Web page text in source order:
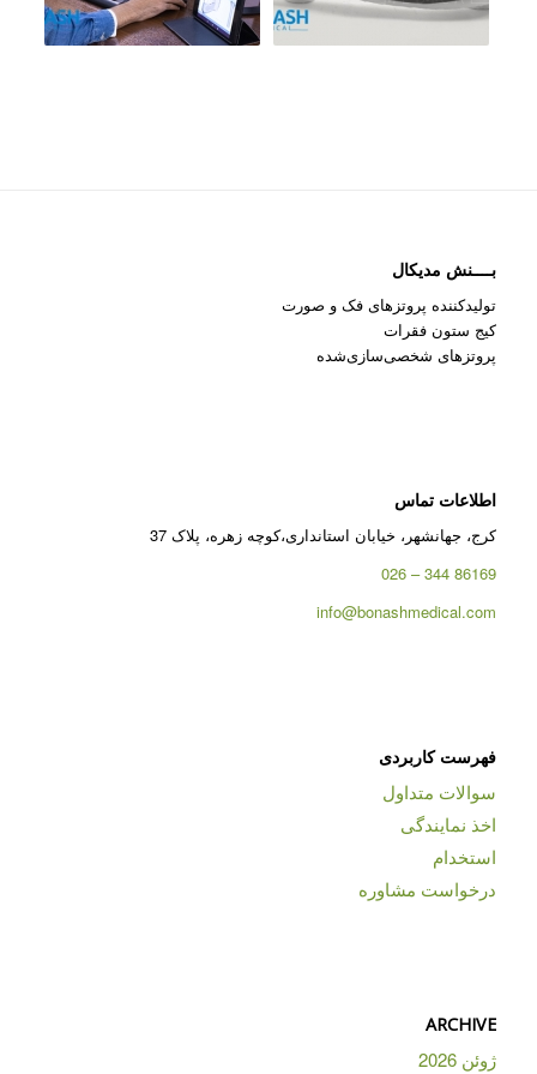
بــــنش مدیکال
تولیدکننده پروتزهای فک و صورت
کیج ستون فقرات
پروتزهای شخصی‌سازی‌شده
اطلاعات تماس
کرج، جهانشهر، خیابان استانداری،کوچه زهره، پلاک 37
86169 344 – 026
info@bonashmedical.com
فهرست کاربردی
سوالات متداول
اخذ نمایندگی
استخدام
درخواست مشاوره
ARCHIVE
ژوئن 2026